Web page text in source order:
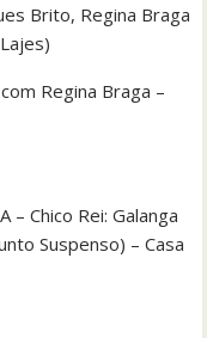
Brito, Regina Braga
Regina Braga –
– Chico Rei: Galanga
Suspenso) – Casa